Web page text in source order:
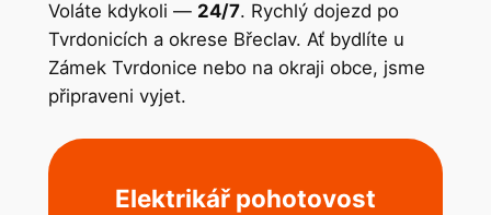
Voláte kdykoli — 24/7. Rychlý dojezd po
Tvrdonicích a okrese Břeclav. Ať bydlíte u
Zámek Tvrdonice nebo na okraji obce, jsme
připraveni vyjet.
Elektrikář pohotovost